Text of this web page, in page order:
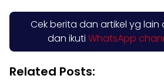
Cek berita dan artikel yg lain
dan ikuti WhatsApp
Related Posts: